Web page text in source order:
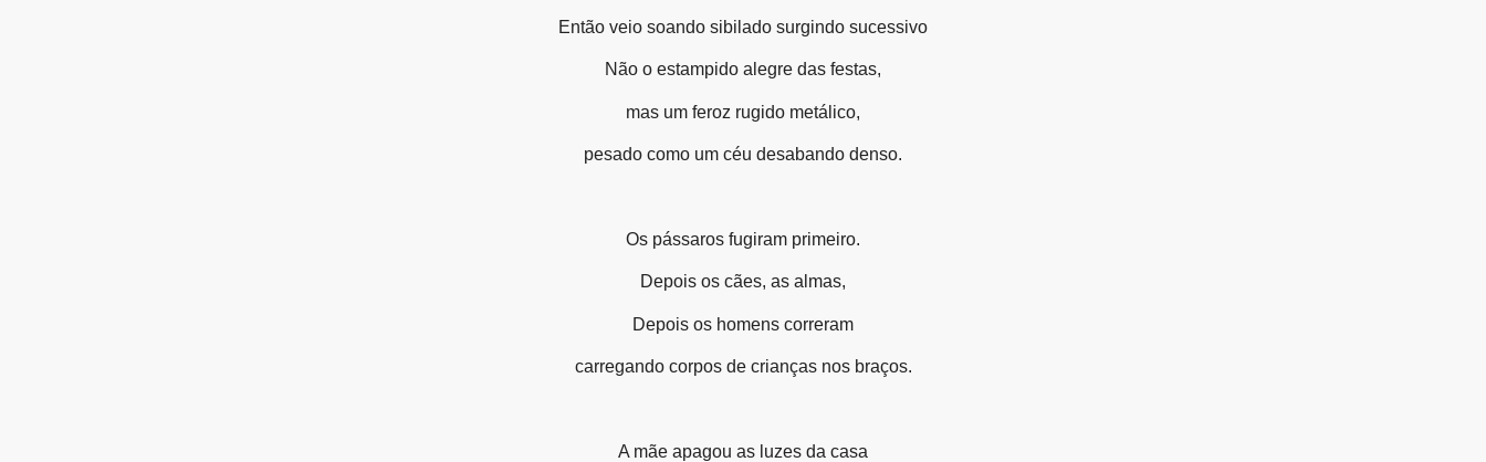
Então veio soando sibilado surgindo sucessivo
Não o estampido alegre das festas,
mas um feroz rugido metálico,
pesado como um céu desabando denso.
Os pássaros fugiram primeiro.
Depois os cães, as almas,
Depois os homens correram
carregando corpos de crianças nos braços.
A mãe apagou as luzes da casa